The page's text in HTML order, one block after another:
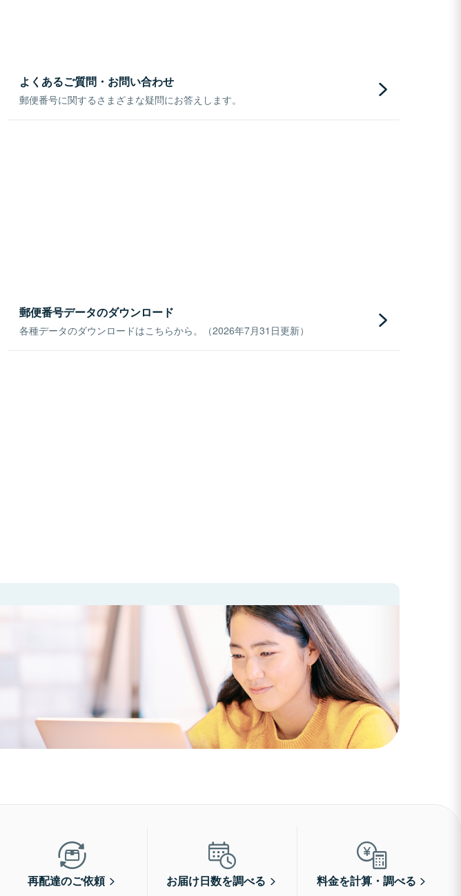
よくあるご質問・お問い合わせ
郵便番号に関するさまざまな疑問にお答えします。
郵便番号データのダウンロード
各種データのダウンロードはこちらから。（2026年7月31日更新）
再配達のご依頼 お届け日数を調べる 料金を計算・調べる